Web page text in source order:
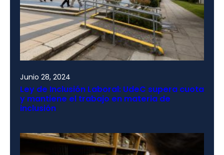
Junio 28, 2024
Ley de Inclusión Laboral: UdeC supera cuota
y mantiene el trabajo en materia de
inclusión